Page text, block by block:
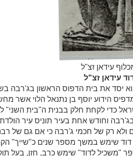
עידאן זצ"ל
עידאן זצ"ל
הוא יסד את בית הדפוס הראשון בג'רבה
הידוע יוסף בן נתנאל הלוי אשר
כדי לקחת חלק בבנית ה"בית השני"
עליו היה שוהה 11 חודש בג'רבה וחודש אחת בעיר תוניס עיר
רק של חכמי ג'רבה כי אם גם של
דוד שימש במשך מספר שנים כ"שייך"
"משכיל לדוד" שימש כרב, חזן, בעל